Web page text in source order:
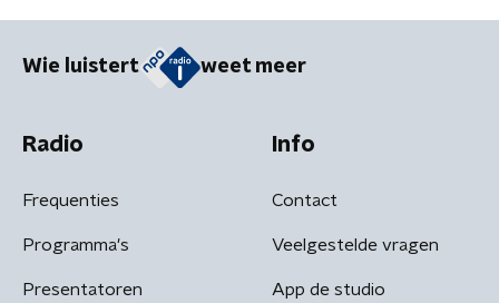
Wie luistert weet meer
Radio
Frequenties
Programma's
Presentatoren
Info
Contact
Veelgestelde vragen
App de studio